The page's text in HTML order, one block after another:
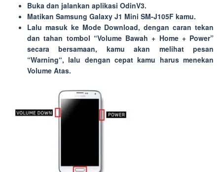
Buka dan jalankan aplikasi OdinV3.
Matikan Samsung Galaxy J1 Mini SM-J105F kamu.
Lalu masuk ke Mode Download, dengan caran tekan
dan tahan tombol “Volume Bawah + Home+ Power”
secara bersamaan, kamu akan melihat pesan
“Warning“, lalu dengan cepat kamu harus menekan
Volume Atas.